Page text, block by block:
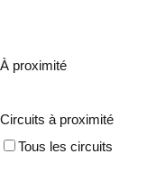
À proximité
Circuits à proximité
Tous les circuits